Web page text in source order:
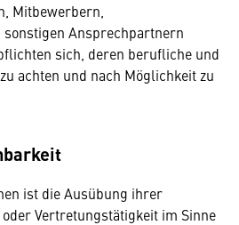
Mitbewerbern,
Ansprechpartnern
sich, deren berufliche und
achten und nach Möglichkeit zu
ist die Ausübung ihrer
Vertretungstätigkeit im Sinne